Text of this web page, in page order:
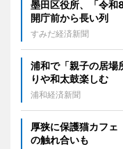
墨田区役所、「令
開庁前から長い列
すみだ経済新聞
浦和で「親子の居
りや和太鼓楽しむ
浦和経済新聞
厚狭に保護猫カフ
の触れ合いも